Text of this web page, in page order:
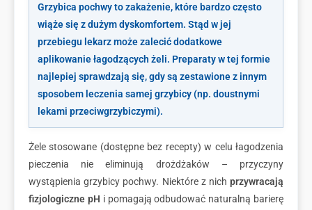
Grzybica pochwy to zakażenie, które bardzo często
wiąże się z dużym dyskomfortem. Stąd w jej
przebiegu lekarz może zalecić dodatkowe
aplikowanie łagodzących żeli. Preparaty w tej formie
najlepiej sprawdzają się, gdy są zestawione z innym
sposobem leczenia samej grzybicy (np. doustnymi
lekami przeciwgrzybiczymi).
Żele stosowane (dostępne bez recepty) w celu łagodzenia
pieczenia nie eliminują drożdżaków – przyczyny
wystąpienia grzybicy pochwy. Niektóre z nich przywracają
fizjologiczne pH i pomagają odbudować naturalną barierę